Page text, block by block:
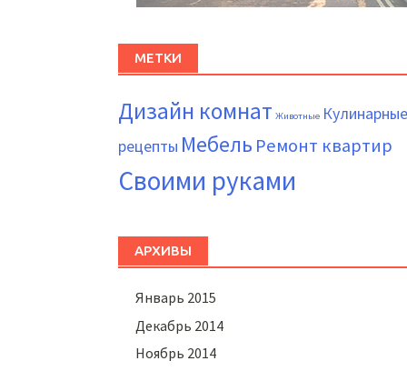
МЕТКИ
Дизайн комнат Животные Кулинарные
рецепты Мебель Ремонт квартир
Своими руками
АРХИВЫ
Январь 2015
Декабрь 2014
Ноябрь 2014